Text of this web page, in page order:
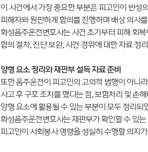
이 사건에서 가장 중요한 부분은 피고인이 반성
피해자와 원만하게 합의를 진행하며 배상 의사
화성음주운전변호사는 사건 초기부터 피해 회
합의 절차, 진단 보완, 사건 경위에 대한 자료 정
양형 요소 정리와 재판부 설득 자료 준비
또한 음주운전이 피고인의 고의적 범행이 아니
사고 후 구호 조치를 했다는 점, 보험처리 및 손
양형 요소에 활용될 수 있는 부분이 모두 정리되
화성음주운전변호사는 재판부가 확인할 수 있
피고인이 사회봉사 명령을 성실히 수행할 의지